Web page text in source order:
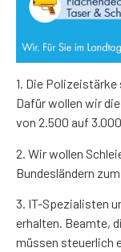
1. Die
Dafür wollen wir
von 2.500 auf
2. Wir wollen
Bundesländern
3. IT-Spezialisten
erhalten. Beamte,
müssen steuerlich